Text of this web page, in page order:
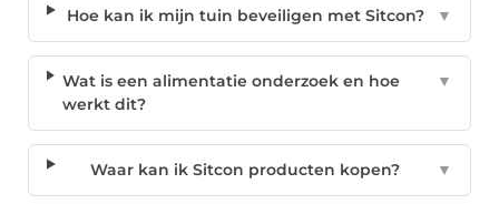
Hoe kan ik mijn tuin beveiligen met Sitcon? ▼
Wat is een alimentatie onderzoek en hoe
werkt dit?
▼
Waar kan ik Sitcon producten kopen? ▼